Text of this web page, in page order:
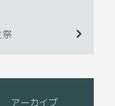
祭
アーカイブ